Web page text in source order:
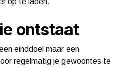
ontstaat
einddoel maar een
regelmatig je gewoontes te